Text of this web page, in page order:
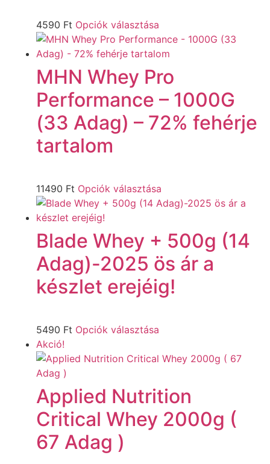
4590 Ft Opciók választása
MHN Whey Pro
Performance – 1000G
(33 Adag) – 72% fehérje
tartalom
11490 Ft Opciók választása
Blade Whey + 500g (14
Adag)-2025 ös ár a
készlet erejéig!
5490 Ft Opciók választása
Akció!
Applied Nutrition
Critical Whey 2000g (
67 Adag )